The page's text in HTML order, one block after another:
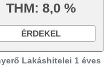
THM: 8,0 %
ÉRDEKEL
Lakáshitelei 1 éves